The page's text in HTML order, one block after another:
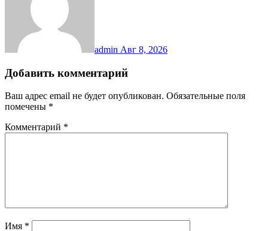
admin Авг 8, 2026
Добавить комментарий
Ваш адрес email не будет опубликован. Обязательные поля
помечены *
Комментарий *
Имя *